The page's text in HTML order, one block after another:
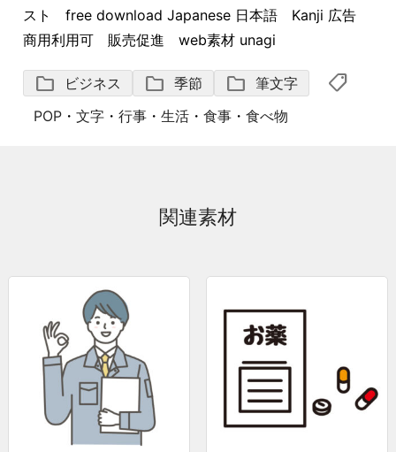
スト free download Japanese 日本語 Kanji 広告
商用利用可 販売促進 web素材 unagi
folder ビジネス folder 季節 folder 筆文字 shoppingmode
POP・ 文字・ 行事・ 生活・ 食事・ 食べ物
関連素材